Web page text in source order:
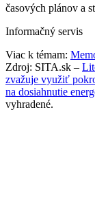
časových plánov a
Informačný servis
Viac k témam:
Zdroj: SITA.sk –
zvažuje využiť
na dosiahnutie
vyhradené.